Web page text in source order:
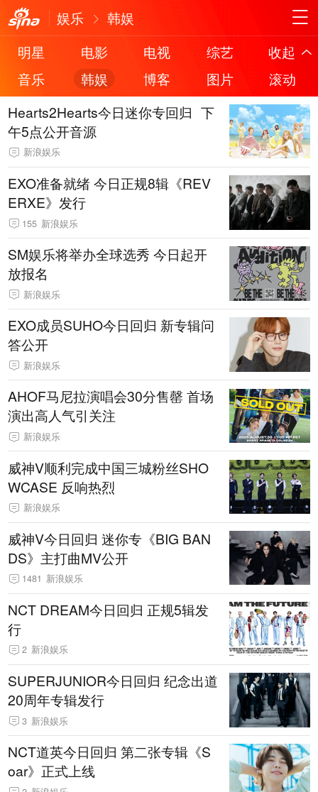
娱乐
韩娱
明星
电影 电视 综艺
收起
音乐
韩娱 博客 图片
滚动
Hearts2Hearts今日迷你专回归 下
午5点公开音源
新浪娱乐
EXO准备就绪 今日正规8辑《REV
ERXE》发行
155 新浪娱乐
SM娱乐将举办全球选秀 今日起开
放报名
新浪娱乐
EXO成员SUHO今日回归 新专辑问
答公开
新浪娱乐
AHOF马尼拉演唱会30分售罄 首场
演出高人气引关注
新浪娱乐
威神V顺利完成中国三城粉丝SHO
WCASE 反响热烈
新浪娱乐
威神V今日回归 迷你专《BIG BAN
DS》主打曲MV公开
1481 新浪娱乐
NCT DREAM今日回归 正规5辑发
行
2 新浪娱乐
SUPERJUNIOR今日回归 纪念出道
20周年专辑发行
3 新浪娱乐
NCT道英今日回归 第二张专辑《S
oar》正式上线